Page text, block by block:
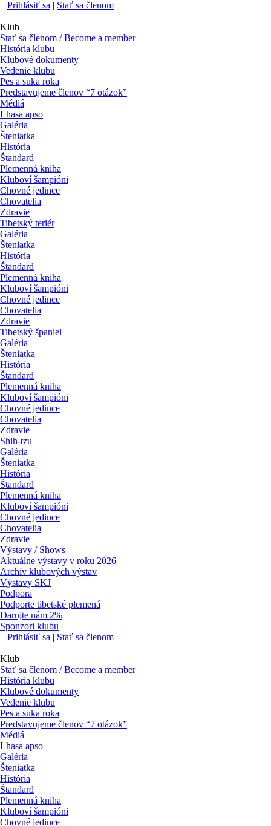
Prihlásiť sa | Stať sa členom
Klub
Stať sa členom / Become a member
História klubu
Klubové dokumenty
Vedenie klubu
Pes a suka roka
Predstavujeme členov “7 otázok”
Médiá
Lhasa apso
Galéria
Šteniatka
História
Štandard
Plemenná kniha
Kluboví šampióni
Chovné jedince
Chovatelia
Zdravie
Tibetský teriér
Galéria
Šteniatka
História
Štandard
Plemenná kniha
Kluboví šampióni
Chovné jedince
Chovatelia
Zdravie
Tibetský španiel
Galéria
Šteniatka
História
Štandard
Plemenná kniha
Kluboví šampióni
Chovné jedince
Chovatelia
Zdravie
Shih-tzu
Galéria
Šteniatka
História
Štandard
Plemenná kniha
Kluboví šampióni
Chovné jedince
Chovatelia
Zdravie
Výstavy / Shows
Aktuálne výstavy v roku 2026
Archív klubových výstav
Výstavy SKJ
Podpora
Podporte tibetské plemená
Darujte nám 2%
Sponzori klubu
Prihlásiť sa | Stať sa členom
Klub
Stať sa členom / Become a member
História klubu
Klubové dokumenty
Vedenie klubu
Pes a suka roka
Predstavujeme členov “7 otázok”
Médiá
Lhasa apso
Galéria
Šteniatka
História
Štandard
Plemenná kniha
Kluboví šampióni
Chovné jedince